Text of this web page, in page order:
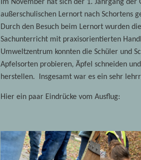
Im November hat sich der 1. Jahrgang
außerschulischen Lernort nach Schortens
Durch den Besuch beim Lernort wurden
Sachunterricht mit praxisorientierten
Umweltzentrum konnten die Schüler und
Apfelsorten probieren, Äpfel schneiden
herstellen. Insgesamt war es ein sehr
Hier ein paar Eindrücke vom Ausflug: